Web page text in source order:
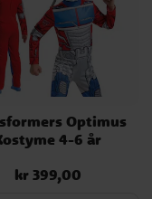
Optimus
4-6 år
Pris:kr 399,00
kr 399,00